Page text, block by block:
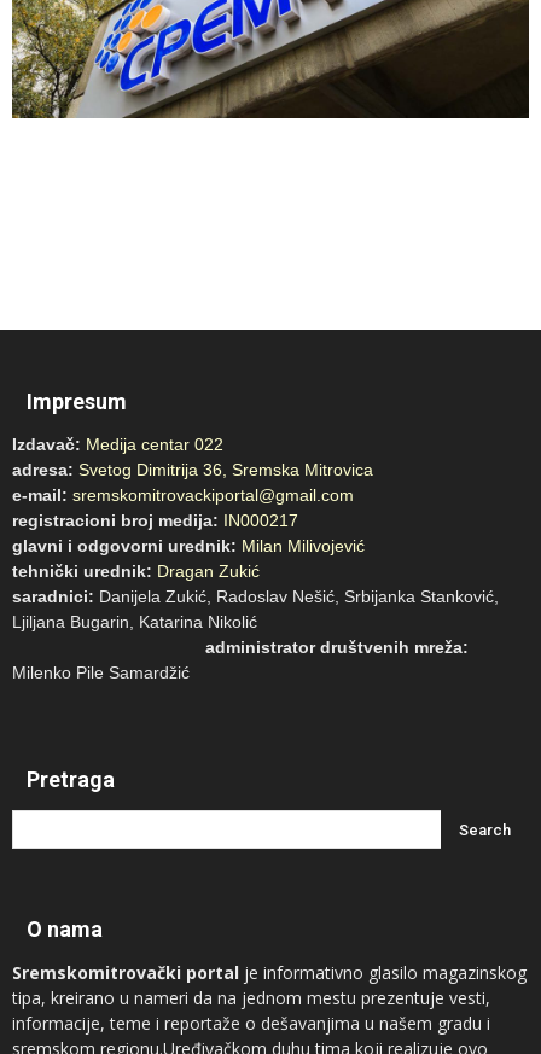
Impresum
Izdavač: Medija centar 022
adresa: Svetog Dimitrija 36, Sremska Mitrovica
e-mail: sremskomitrovackiportal@gmail.com
registracioni broj medija: IN000217
glavni i odgovorni urednik: Milan Milivojević
tehnički urednik: Dragan Zukić
saradnici: Danijela Zukić, Radoslav Nešić, Srbijanka Stanković,
Ljiljana Bugarin, Katarina Nikolić
administrator društvenih mreža:
Milenko Pile Samardžić
Pretraga
O nama
Sremskomitrovački portal je informativno glasilo magazinskog
tipa, kreirano u nameri da na jednom mestu prezentuje vesti,
informacije, teme i reportaže o dešavanjima u našem gradu i
sremskom regionu.Uređivačkom duhu tima koji realizuje ovo